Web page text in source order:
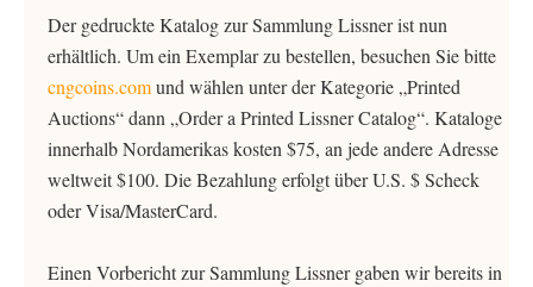
Der gedruckte Katalog zur Sammlung Lissner ist nun
erhältlich. Um ein Exemplar zu bestellen, besuchen Sie bitte
cngcoins.comund wählen unter der Kategorie „Printed
Auctions“ dann „Order a Printed Lissner Catalog“. Kataloge
innerhalb Nordamerikas kosten $75, an jede andere Adresse
weltweit $100. Die Bezahlung erfolgt über U.S. $ Scheck
oder Visa/MasterCard.
Einen Vorbericht zur Sammlung Lissner gaben wir bereits in